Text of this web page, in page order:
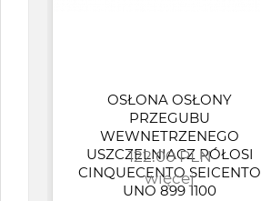
OSŁONA OSŁONY
PRZEGUBU
WEWNETRZENEGO
USZCZELNIACZ PÓŁOSI
CINQUECENTO SEICENTO
UNO 899 1100
122.00 PLN
więcej